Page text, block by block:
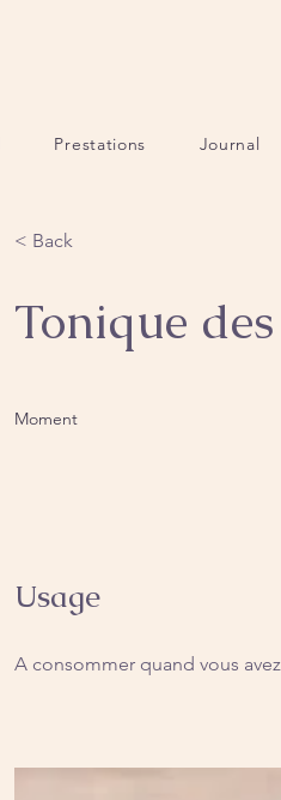
Prestations Journal
< Back
Tonique
Moment
Usage
A consommer quand vous